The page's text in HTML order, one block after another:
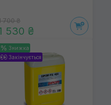
700 ₴
530 ₴
Знижка
Закінчується